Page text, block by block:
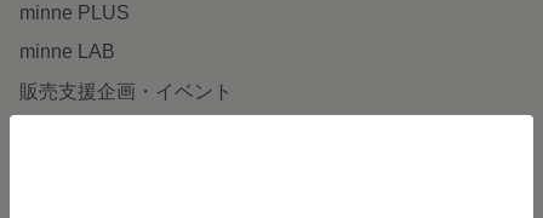
minne PLUS
minne LAB
販売支援企画・イベント